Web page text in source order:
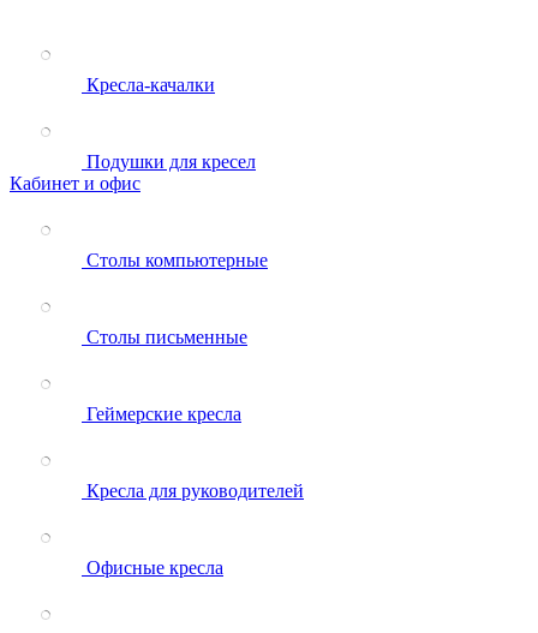
Кресла-качалки
Подушки для кресел
Кабинет и офис
Столы компьютерные
Столы письменные
Геймерские кресла
Кресла для руководителей
Офисные кресла